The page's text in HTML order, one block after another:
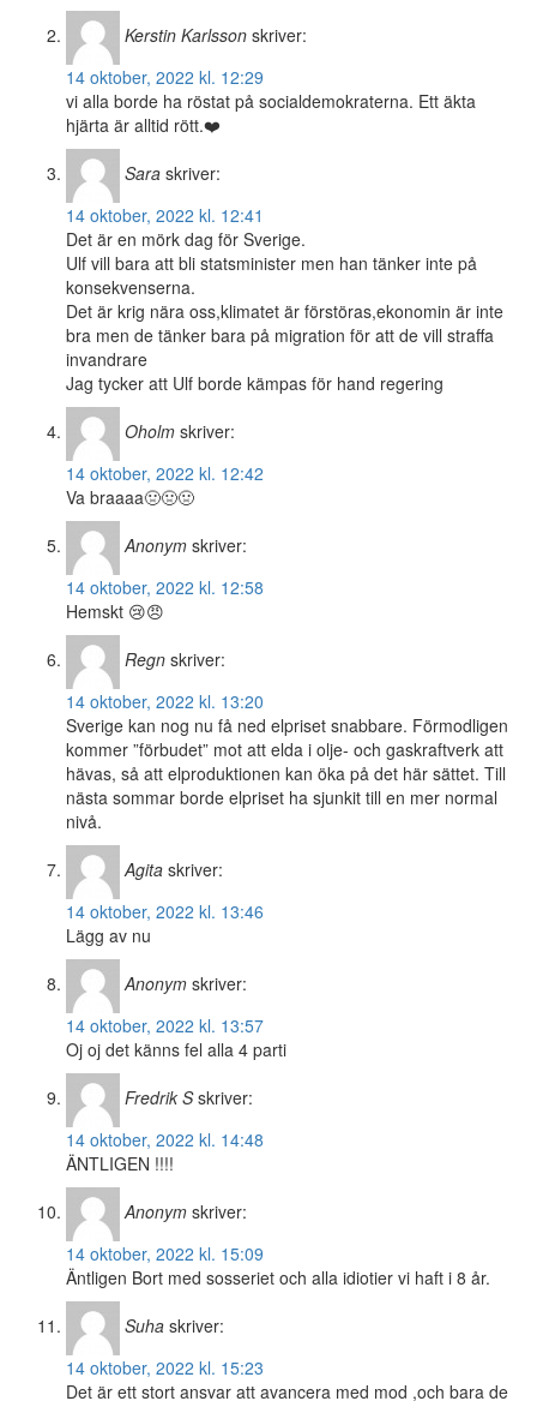
Kerstin Karlsson skriver:
14 oktober, 2022 kl. 12:29
vi alla borde ha röstat på socialdemokraterna. Ett äkta
hjärta är alltid rött.❤️
Sara skriver:
14 oktober, 2022 kl. 12:41
Det är en mörk dag för Sverige.
Ulf vill bara att bli statsminister men han tänker inte på
konsekvenserna.
Det är krig nära oss,klimatet är förstöras,ekonomin är inte
bra men de tänker bara på migration för att de vill straffa
invandrare
Jag tycker att Ulf borde kämpas för hand regering
Oholm skriver:
14 oktober, 2022 kl. 12:42
Va braaaa🤢🤢🤢
Anonym skriver:
14 oktober, 2022 kl. 12:58
Hemskt 😢😠
Regn skriver:
14 oktober, 2022 kl. 13:20
Sverige kan nog nu få ned elpriset snabbare. Förmodligen
kommer ”förbudet” mot att elda i olje- och gaskraftverk att
hävas, så att elproduktionen kan öka på det här sättet. Till
nästa sommar borde elpriset ha sjunkit till en mer normal
nivå.
Agita skriver:
14 oktober, 2022 kl. 13:46
Lägg av nu
Anonym skriver:
14 oktober, 2022 kl. 13:57
Oj oj det känns fel alla 4 parti
Fredrik S skriver:
14 oktober, 2022 kl. 14:48
ÄNTLIGEN !!!!
Anonym skriver:
14 oktober, 2022 kl. 15:09
Äntligen Bort med sosseriet och alla idiotier vi haft i 8 år.
Suha skriver:
14 oktober, 2022 kl. 15:23
Det är ett stort ansvar att avancera med mod ,och bara de